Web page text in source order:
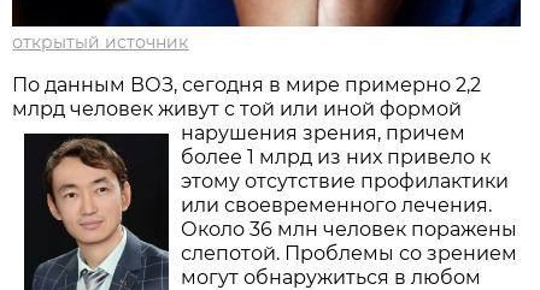
открытый источник
По данным ВОЗ, сегодня в мире примерно 2,2
млрд человек живут с той или иной формой
нарушения зрения, причем
более 1 млрд из них привело к
этому отсутствие профилактики
или своевременного лечения.
Около 36 млн человек поражены
слепотой. Проблемы со зрением
могут обнаружиться в любом